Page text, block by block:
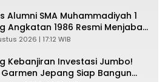
Alumni SMA Muhammadiyah 1
Angkatan 1986 Resmi Menjabat
Inilah Pesan Ketua Asmam 86
2026 | 17:12 WIB
Kebanjiran Investasi Jumbo!
Jepang Siap Bangun